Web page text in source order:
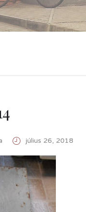
július 26, 2018